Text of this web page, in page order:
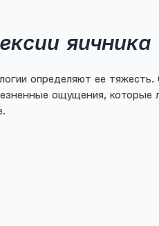
яичника
определяют ее
ощущения, которые